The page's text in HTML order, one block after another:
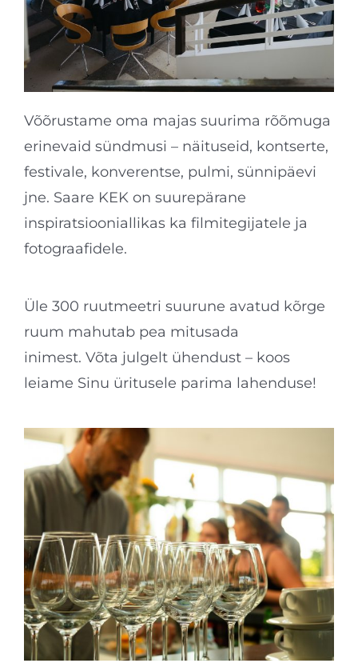
Võõrustame oma majas suurima rõõmuga
erinevaid sündmusi – näituseid, kontserte,
festivale, konverentse, pulmi, sünnipäevi
jne. Saare KEK on suurepärane
inspiratsiooniallikas ka filmitegijatele ja
fotograafidele.
Üle 300 ruutmeetri suurune avatud kõrge
ruum mahutab pea mitusada
inimest. Võta julgelt ühendust – koos
leiame Sinu üritusele parima lahenduse!